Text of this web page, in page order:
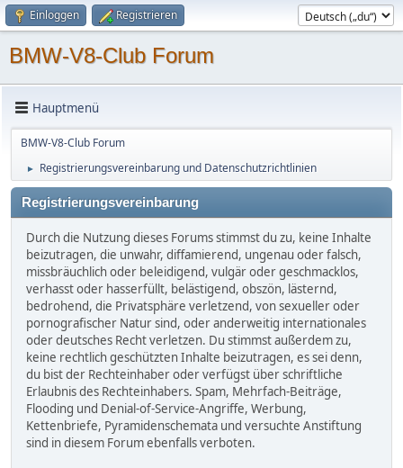
Einloggen Registrieren
BMW-V8-Club Forum
Hauptmenü
BMW-V8-Club Forum
► Registrierungsvereinbarung und Datenschutzrichtlinien
Registrierungsvereinbarung
Durch die Nutzung dieses Forums stimmst du zu, keine Inhalte
beizutragen, die unwahr, diffamierend, ungenau oder falsch,
missbräuchlich oder beleidigend, vulgär oder geschmacklos,
verhasst oder hasserfüllt, belästigend, obszön, lästernd,
bedrohend, die Privatsphäre verletzend, von sexueller oder
pornografischer Natur sind, oder anderweitig internationales
oder deutsches Recht verletzen. Du stimmst außerdem zu,
keine rechtlich geschützten Inhalte beizutragen, es sei denn,
du bist der Rechteinhaber oder verfügst über schriftliche
Erlaubnis des Rechteinhabers. Spam, Mehrfach-Beiträge,
Flooding und Denial-of-Service-Angriffe, Werbung,
Kettenbriefe, Pyramidenschemata und versuchte Anstiftung
sind in diesem Forum ebenfalls verboten.